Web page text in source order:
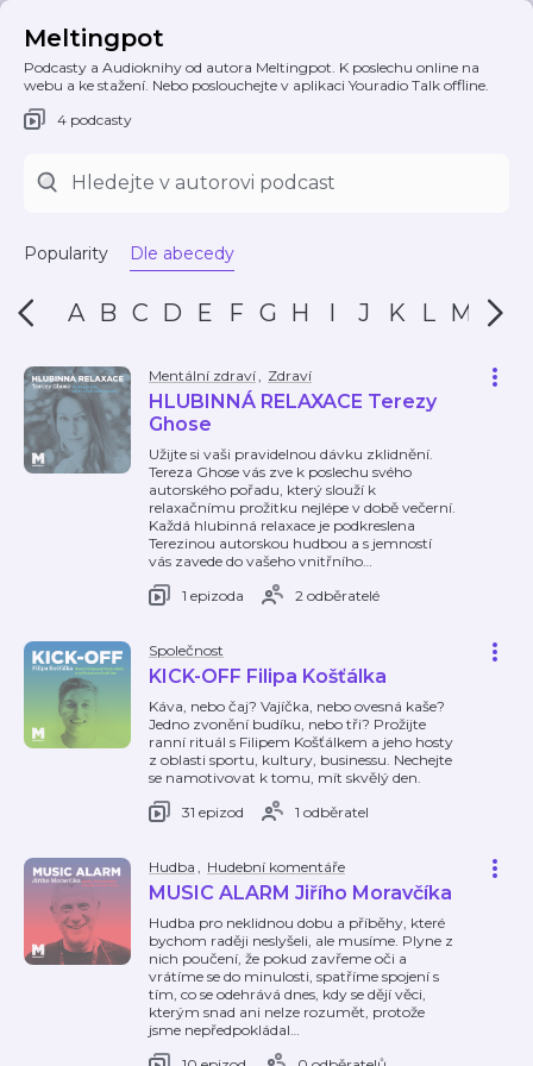
Meltingpot
Podcasty a Audioknihy od autora Meltingpot. K poslechu online na
webu a ke stažení. Nebo poslouchejte v aplikaci Youradio Talk offline.
4 podcasty
Popularity Dle abecedy
A B C D E F G H I J K L M N
Mentální zdraví, Zdraví
HLUBINNÁ RELAXACE Terezy
Ghose
Užijte si vaši pravidelnou dávku zklidnění.
Tereza Ghose vás zve k poslechu svého
autorského pořadu, který slouží k
relaxačnímu prožitku nejlépe v době večerní.
Každá hlubinná relaxace je podkreslena
Terezinou autorskou hudbou a s jemností
vás zavede do vašeho vnitřního…
1 epizoda
2 odběratelé
Společnost
KICK-OFF Filipa Košťálka
Káva, nebo čaj? Vajíčka, nebo ovesná kaše?
Jedno zvonění budíku, nebo tři? Prožijte
ranní rituál s Filipem Košťálkem a jeho hosty
z oblasti sportu, kultury, businessu. Nechejte
se namotivovat k tomu, mít skvělý den.
31 epizod
1 odběratel
Hudba , Hudební komentáře
MUSIC ALARM Jiřího Moravčíka
Hudba pro neklidnou dobu a příběhy, které
bychom raději neslyšeli, ale musíme. Plyne z
nich poučení, že pokud zavřeme oči a
vrátíme se do minulosti, spatříme spojení s
tím, co se odehrává dnes, kdy se dějí věci,
kterým snad ani nelze rozumět, protože
jsme nepředpokládal…